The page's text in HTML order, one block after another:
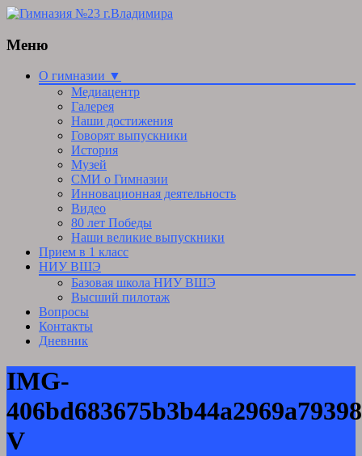
Меню
Skip
О гимназии ▼
Медиацентр
Галерея
Наши достижения
Говорят выпускники
История
Музей
СМИ о Гимназии
Инновационная деятельность
Видео
80 лет Победы
Наши великие выпускники
Прием в 1 класс
НИУ ВШЭ
Базовая школа НИУ ВШЭ
Высший пилотаж
Вопросы
Контакты
Дневник
IMG-
V